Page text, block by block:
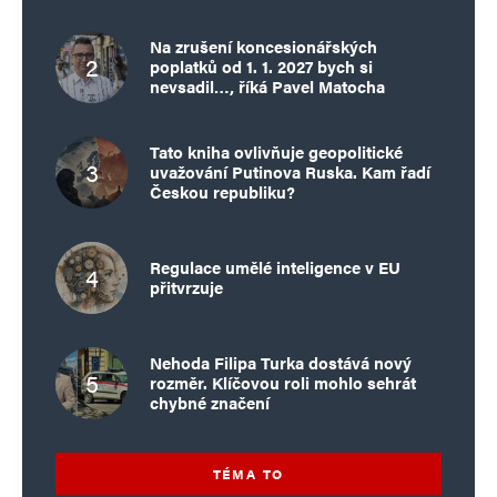
jinověrcům, kterou vštěpují svým dětem od
školních lavic. Mírotvorci bývají v konfrontaci se
způsobem v šoku, protože i když v poslední
době proběhlo hned několik útoků noži
budou hrát roli výbušniny.“ ďábelská vatikánská
hlupácká prostoto.. eurofialový hnus.„Írán
íránského velvyslance. voni jsou hlava lipavský,
islám není oddělen od státu, neuznává odluku
západu, čili i české republice. takže racek má
Na zrušení koncesionářských
poplatků od 1. 1. 2027 bych si
nevsadil…, říká Pavel Matocha
Tato kniha ovlivňuje geopolitické
uvažování Putinova Ruska. Kam řadí
Českou republiku?
Regulace umělé inteligence v EU
přitvrzuje
Nehoda Filipa Turka dostává nový
rozměr. Klíčovou roli mohlo sehrát
chybné značení
TÉMA TO